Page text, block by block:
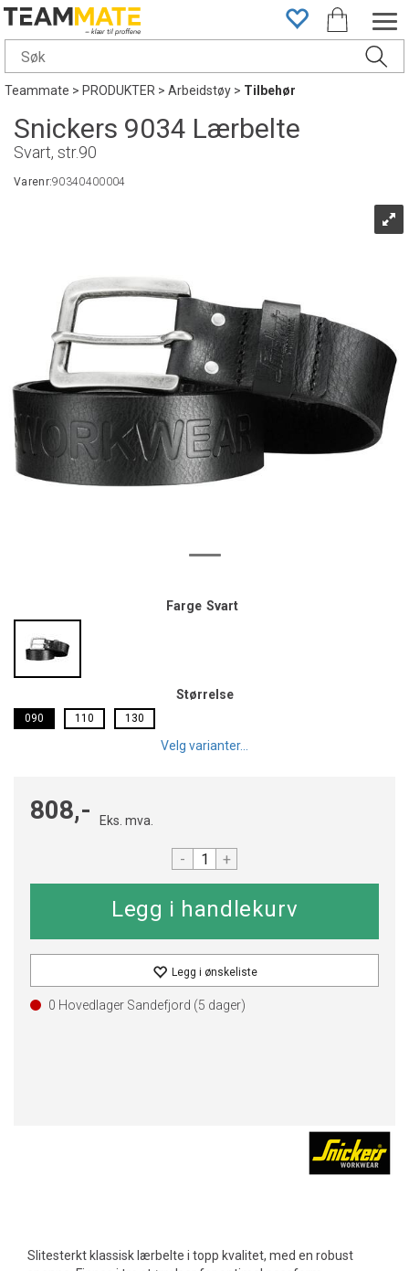
Teammate>PRODUKTER>Arbeidstøy>Tilbehør
Snickers 9034 Lærbelte
Svart, str.90
Varenr:90340400004
Farge Svart
Størrelse
090 110 130
Velg varianter...
Eks. mva.
808,-
- +
Legg i ønskeliste
0 Hovedlager Sandefjord (5 dager)
Slitesterkt klassisk lærbelte i topp kvalitet, med en robust